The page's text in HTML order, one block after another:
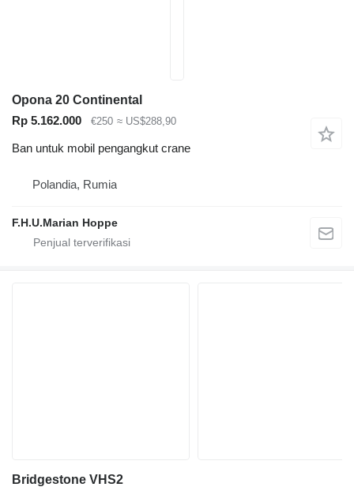
Opona 20 Continental
Rp 5.162.000
€250 ≈ US$288,90
Ban untuk mobil pengangkut crane
Polandia, Rumia
F.H.U.Marian Hoppe
Bridgestone VHS2